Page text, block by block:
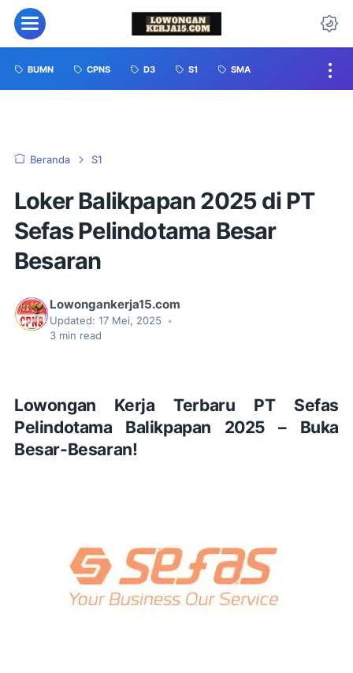
BUMN CPNS D3 S1 SMA
Beranda S1
Loker Balikpapan 2025 di PT
Sefas Pelindotama Besar
Besaran
Lowongankerja15.com
Updated: 17 Mei, 2025
•
3 min read
Lowongan Kerja Terbaru PT Sefas
Pelindotama Balikpapan 2025 – Buka
Besar-Besaran!